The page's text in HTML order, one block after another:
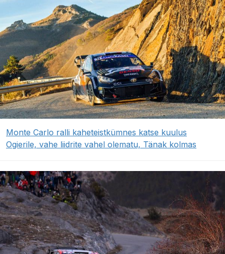
Monte Carlo ralli kaheteistkümnes katse kuulus
Ogierile, vahe liidrite vahel olematu, Tänak kolmas